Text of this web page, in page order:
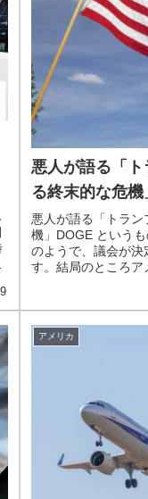
悪人が語る「
る終末的な危機
悪人が語る「トラ
機」DOGE という
のようで、議会が
す。結局のところア
アメリカ